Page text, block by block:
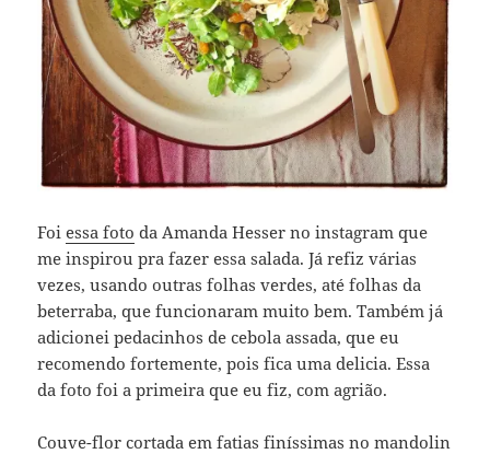
Foiessa foto da Amanda Hesser no instagram que
me inspirou pra fazer essa salada. Já refiz várias
vezes, usando outras folhas verdes, até folhas da
beterraba, que funcionaram muito bem. Também já
adicionei pedacinhos de cebola assada, que eu
recomendo fortemente, pois fica uma delicia. Essa
da foto foi a primeira que eu fiz, com agrião.
Couve-flor cortada em fatias finíssimas no mandolin